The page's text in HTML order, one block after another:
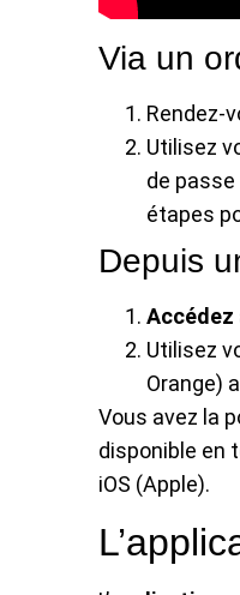
Via un
Rendez-
Utilisez
de
étapes
Depuis
Utilisez
Orange)
Vous avez la
disponible en
iOS (Apple).